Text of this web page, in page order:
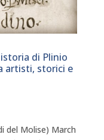
di Plinio
artisti, storici e
del Molise) March